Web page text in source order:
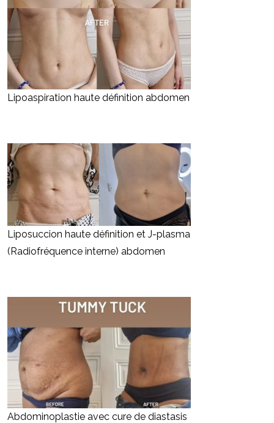
Lipoaspiration haute définition abdomen
Liposuccion haute définition et J-plasma
(Radiofréquence interne) abdomen
Abdominoplastie avec cure de diastasis